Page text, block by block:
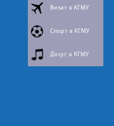
Визит в КГМУ
Спорт в КГМУ
Досуг в КГМУ